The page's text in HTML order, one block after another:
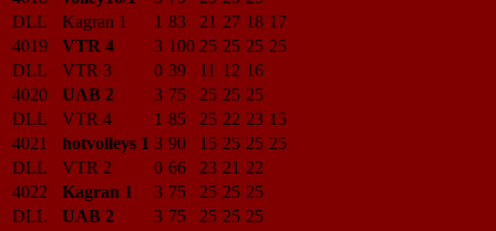
DLL
Kagran 1 1 83 21 27 18 17
4019
VTR 4 3 100 25 25 25 25
DLL
VTR 3 0 39 11 12 16
4020
UAB 2 3 75 25 25 25
DLL
VTR 4 1 85 25 22 23 15
4021
hotvolleys 1 3 90 15 25 25 25
DLL
VTR 2 0 66 23 21 22
4022
Kagran 1 3 75 25 25 25
DLL
UAB 2 3 75 25 25 25